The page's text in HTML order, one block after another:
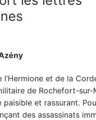
l’Hermione et de la
de Rochefort-sur-
paisible et rassurant.
des assassinats